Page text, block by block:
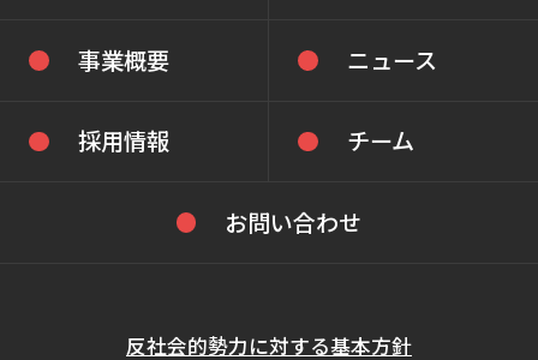
事業概要 ニュース
採用情報 チーム
お問い合わせ
反社会的勢力に対する基本方針